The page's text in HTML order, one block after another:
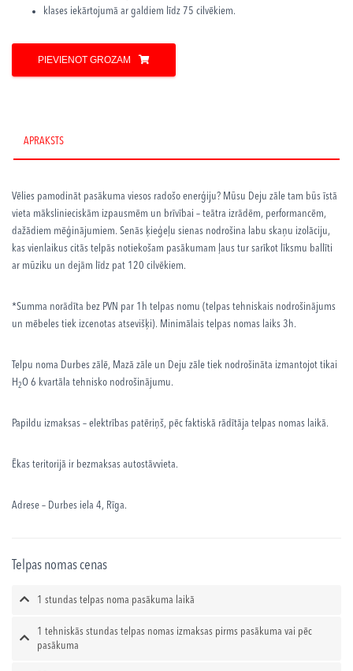
klases iekārtojumā ar galdiem līdz 75 cilvēkiem.
PIEVIENOT GROZAM
APRAKSTS
Vēlies pamodināt pasākuma viesos radošo enerģiju? Mūsu Deju zāle tam būs īstā
vieta mākslinieciskām izpausmēm un brīvībai – teātra izrādēm, performancēm,
dažādiem mēģinājumiem. Senās ķieģeļu sienas nodrošina labu skaņu izolāciju,
kas vienlaikus citās telpās notiekošam pasākumam ļaus tur sarīkot līksmu ballīti
ar mūziku un dejām līdz pat 120 cilvēkiem.
*Summa norādīta bez PVN par 1h telpas nomu (telpas tehniskais nodrošinājums
un mēbeles tiek izcenotas atsevišķi). Minimālais telpas nomas laiks 3h.
Telpu noma Durbes zālē, Mazā zāle un Deju zāle tiek nodrošināta izmantojot tikai
H2O 6 kvartāla tehnisko nodrošinājumu.
Papildu izmaksas – elektrības patēriņš, pēc faktiskā rādītāja telpas nomas laikā.
Ēkas teritorijā ir bezmaksas autostāvvieta.
Adrese – Durbes iela 4, Rīga.
Telpas nomas cenas
1 stundas telpas noma pasākuma laikā
1 tehniskās stundas telpas nomas izmaksas pirms pasākuma vai pēc
pasākuma